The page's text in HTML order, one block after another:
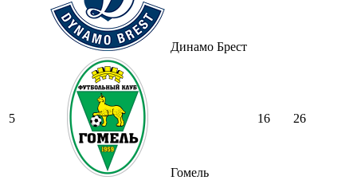
Динамо Брест
5
Гомель
16 26